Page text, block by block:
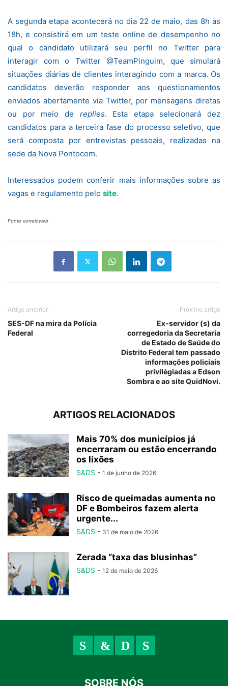
A segunda etapa acontecerá no dia 22 de maio, das 8h às
18h, e consistirá em um teste online de desempenho no
qual o candidato utilizará seu perfil no Twitter para
interagir com o Twitter @TeamPinguim, que simulará
situações diárias de clientes interagindo com a marca. Os
candidatos deverão responder aos questionamentos
enviados abertamente via Twitter, por mensagens diretas
ou por meio de replies. Esta etapa selecionará dez
candidatos para a terceira fase do processo seletivo, que
será composta por entrevistas pessoais, realizadas na
sede da Nova Pontocom.
Interessados podem conferir mais informações sobre as
vagas e regulamento pelo site.
Fonte correioweb
Artigo anterior
SES-DF na mira da Polícia
Federal
Próximo artigo
Ex-servidor (s) da
corregedoria da Secretaria
de Estado de Saúde do
Distrito Federal tem passado
informações policiais
privilégiadas a Edson
Sombra e ao site QuidNovi.
ARTIGOS RELACIONADOS
Mais 70% dos municípios já
encerraram ou estão encerrando
os lixões
S&DS - 1 de junho de 2026
Risco de queimadas aumenta no
DF e Bombeiros fazem alerta
urgente...
S&DS - 31 de maio de 2026
Zerada “taxa das blusinhas”
S&DS - 12 de maio de 2026
SOBRE NÓS